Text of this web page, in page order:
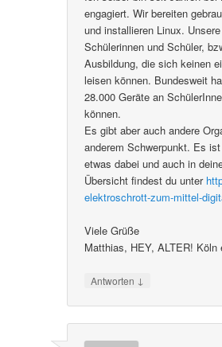
engagiert. Wir bereiten
und installieren Linux.
Schülerinnen und Schüler,
Ausbildung, die sich keinen
leisen können. Bundesweit
28.000 Geräte an
können.
Es gibt aber auch andere
anderem Schwerpunkt. Es
etwas dabei und auch in
Übersicht findest du unter
elektroschrott-zum-mittel-
Viele Grüße
Matthias, HEY, ALTER! Köln
Antworten ↓